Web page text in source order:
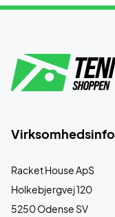
Virksomhedsinfo
Racket House ApS
Holkebjergvej 120
5250 Odense SV